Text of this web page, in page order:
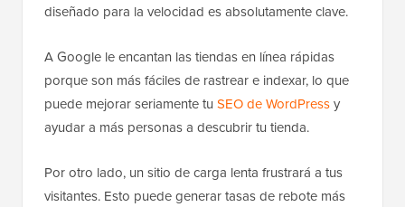
diseñado para la velocidad es absolutamente clave.
A Google le encantan las tiendas en línea rápidas
porque son más fáciles de rastrear e indexar, lo que
puede mejorar seriamente tu SEO de WordPressy
ayudar a más personas a descubrir tu tienda.
Por otro lado, un sitio de carga lenta frustrará a tus
visitantes. Esto puede generar tasas de rebote más